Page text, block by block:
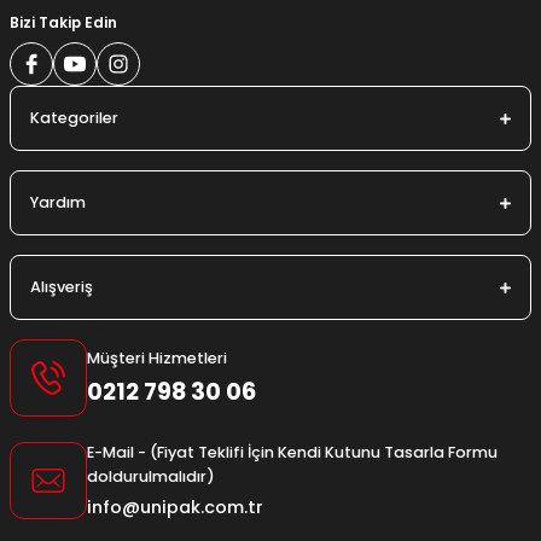
Bizi Takip Edin
Kategoriler
Yardım
Alışveriş
Müşteri Hizmetleri
0212 798 30 06
E-Mail - (Fiyat Teklifi İçin Kendi Kutunu Tasarla Formu
doldurulmalıdır)
info@unipak.com.tr